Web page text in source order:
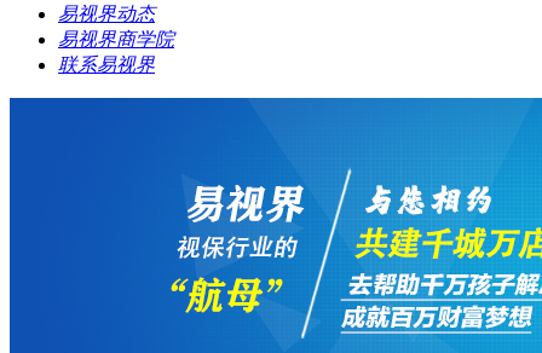
易视界动态
易视界商学院
联系易视界